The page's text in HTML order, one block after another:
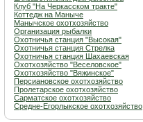
Клуб "На Черкасском тракте"
Коттедж на Маныче
Манычское охотхозяйство
Организация рыбалки
Охотничья станция "Высокая"
Охотничья станция Стрелка
Охотничья станция Шахаевская
Охотхозяйство "Веселовское"
Охотхозяйство "Вяжинское"
Персиановское охотхозяйство
Пролетарское охотхозяйство
Сарматское охотхозяйство
Средне-Егорлыкское охотхозяйство